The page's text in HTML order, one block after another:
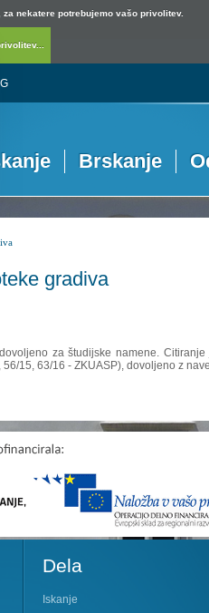
nekatere potrebujemo vašo privolitev.
Brskanje
gradiva
za študijske namene.
15, 63/16 - ZKUASP), dovoljeno z
Dela
Iskanje